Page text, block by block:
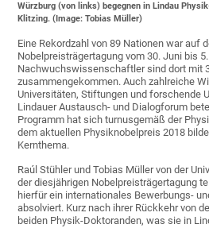
Würzburg (von links) begegnen in Lindau
Klitzing. (Image: Tobias Müller)
Eine Rekordzahl von 89 Nationen war auf
Nobelpreisträgertagung vom 30. Juni bis
Nachwuchswissenschaftler sind dort mit
zusammengekommen. Auch zahlreiche
Universitäten, Stiftungen und forschende
Lindauer Austausch- und Dialogforum
Programm hat sich turnusgemäß der
dem aktuellen Physiknobelpreis 2018
Kernthema.
Raúl Stühler und Tobias Müller von der
der diesjährigen Nobelpreisträgertagung
hierfür ein internationales Bewerbungs-
absolviert. Kurz nach ihrer Rückkehr von
beiden Physik-Doktoranden, was sie in